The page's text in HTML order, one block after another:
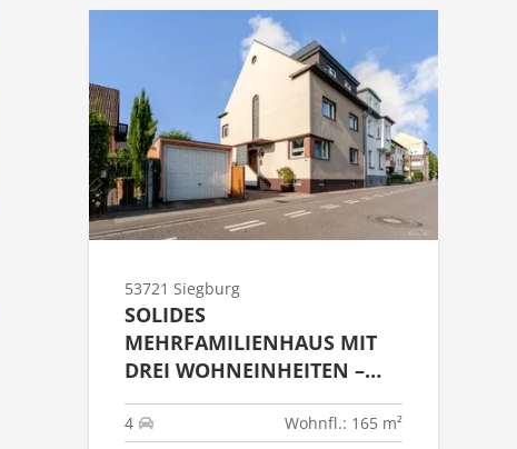
53721 Siegburg
SOLIDES
MEHRFAMILIENHAUS MIT
DREI WOHNEINHEITEN –
KAPITALANLAGE MIT
ENTWICKLUNGSPOTENZIAL
4 Wohnfl.: 165 m²